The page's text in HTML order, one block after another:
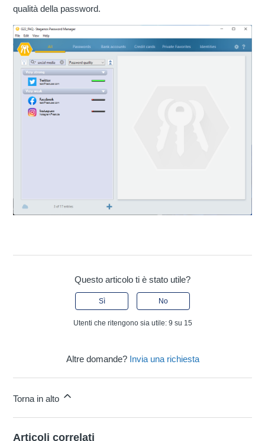
qualità della password.
Questo articolo ti è stato utile?
Sì No
Utenti che ritengono sia utile: 9 su 15
Altre domande? Invia una richiesta
Torna in alto
Articoli correlati